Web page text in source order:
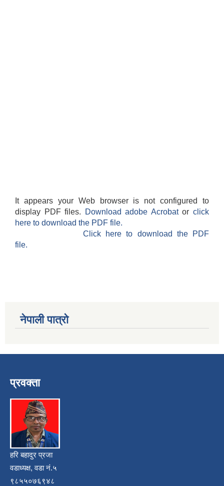
It appears your Web browser is not configured to
display PDF files.
Download adobe Acrobatorclick
here to download the PDF file.
Click here to download the PDF
file.
नेपाली पात्रो
प्रवक्ता
हरि बहादुर प्रजा
वडाध्यक्ष, वडा नं.५
९८५५०७६९४८